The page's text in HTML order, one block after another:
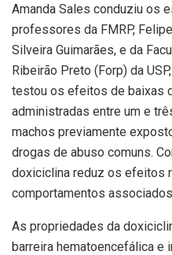
Amanda Sales conduziu os
professores da FMRP,
Silveira Guimarães, e da
Ribeirão Preto (Forp) da
testou os efeitos de baixas
administradas entre um e
machos previamente
drogas de abuso comuns.
doxiciclina reduz os efeitos
comportamentos
As propriedades da
barreira hematoencefálica e